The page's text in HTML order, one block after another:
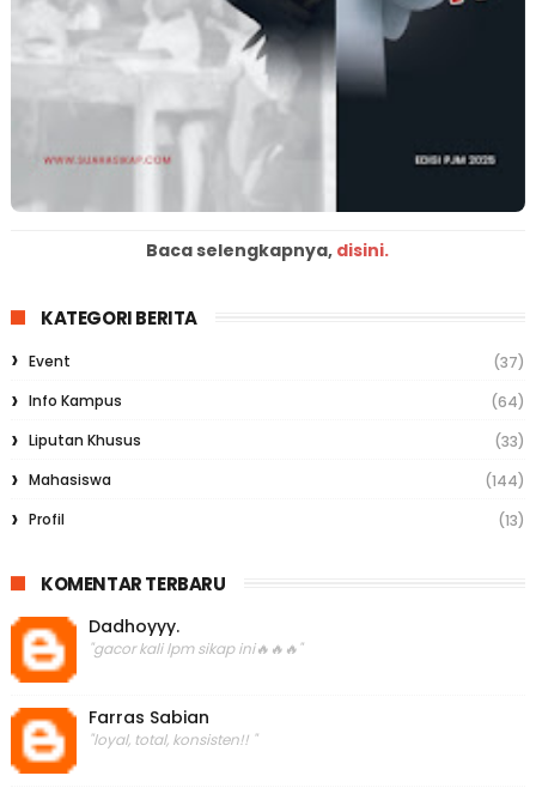
Baca selengkapnya, disini.
KATEGORI BERITA
Event
(37)
Info Kampus
(64)
Liputan Khusus
(33)
Mahasiswa
(144)
Profil
(13)
KOMENTAR TERBARU
Dadhoyyy.
"gacor kali lpm sikap ini🔥🔥🔥"
Farras Sabian
"loyal, total, konsisten!! "